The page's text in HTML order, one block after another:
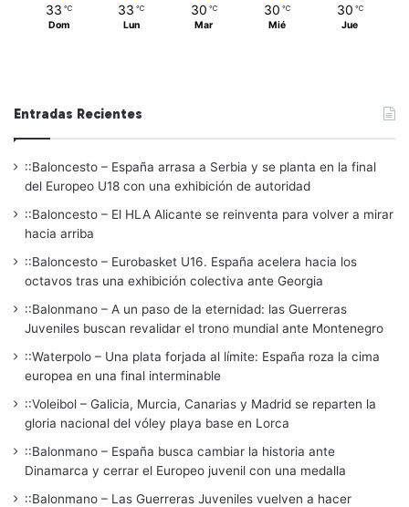
33 ℃
Dom
33 ℃
Lun
30 ℃
Mar
30 ℃
Mié
30 ℃
Jue
Entradas Recientes
::Baloncesto – España arrasa a Serbia y se planta en la final
del Europeo U18 con una exhibición de autoridad
::Baloncesto – El HLA Alicante se reinventa para volver a mirar
hacia arriba
::Baloncesto – Eurobasket U16. España acelera hacia los
octavos tras una exhibición colectiva ante Georgia
::Balonmano – A un paso de la eternidad: las Guerreras
Juveniles buscan revalidar el trono mundial ante Montenegro
::Waterpolo – Una plata forjada al límite: España roza la cima
europea en una final interminable
::Voleibol – Galicia, Murcia, Canarias y Madrid se reparten la
gloria nacional del vóley playa base en Lorca
::Balonmano – España busca cambiar la historia ante
Dinamarca y cerrar el Europeo juvenil con una medalla
::Balonmano – Las Guerreras Juveniles vuelven a hacer